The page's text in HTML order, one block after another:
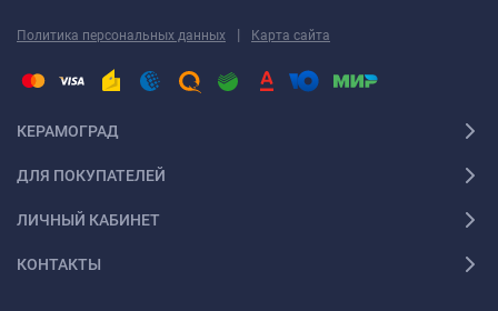
Политика персональных данных | Карта сайта
КЕРАМОГРАД
ДЛЯ ПОКУПАТЕЛЕЙ
ЛИЧНЫЙ КАБИНЕТ
КОНТАКТЫ